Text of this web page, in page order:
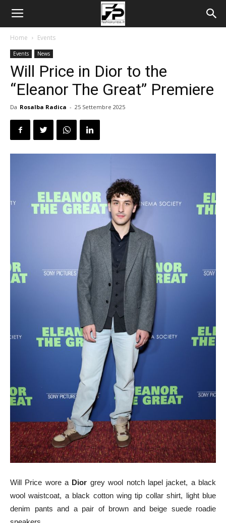
Home Events
Events News
Will Price in Dior to the
“Eleanor The Great” Premiere
Da Rosalba Radica - 25 Settembre 2025
Will Price wore a Dior grey wool notch lapel jacket, a black
wool waistcoat, a black cotton wing tip collar shirt, light blue
denim pants and a pair of brown and beige suede roadie